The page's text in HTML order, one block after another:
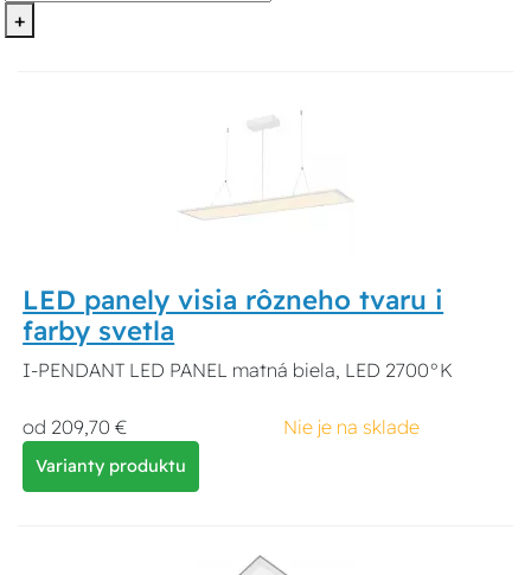
+
LED panely visia rôzneho tvaru i
farby svetla
I-PENDANT LED PANEL matná biela, LED 2700°K
od 209,70 € Nie je na sklade
Varianty produktu